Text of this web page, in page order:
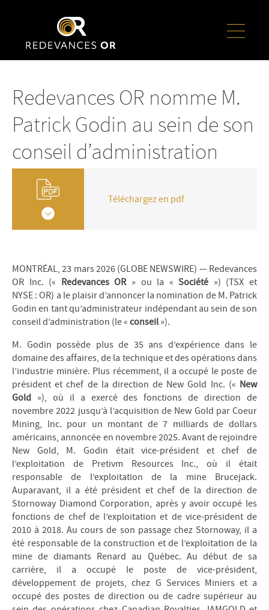
Redevances OR nomme M.
Patrick Godin au sein de son
conseil d’administration
Téléchargez en pdf
MONTRÉAL, 23 mars 2026 (GLOBE NEWSWIRE) — Redevances
OR Inc. (« Redevances OR» ou la «Société ») (TSX et
NYSE : OR) a le plaisir d’annoncer la nomination de M. Patrick
Godin en tant qu’administrateur indépendant au sein de son
conseil d’administration (le « conseil »).
M. Godin possède plus de 35 ans d’expérience dans le
domaine des affaires, de la technique et des opérations dans
l’industrie minière. Plus récemment, il a occupé le poste de
président et chef de la direction de New Gold Inc. (« New
Gold »), où il a exercé des fonctions de direction de
novembre 2022 jusqu’à l’acquisition de New Gold par Coeur
Mining, Inc. pour un montant de 7 milliards de dollars
américains, annoncée en novembre 2025. Avant de rejoindre
New Gold, M. Godin était vice-président et chef de
l’exploitation de Pretivm Resources Inc., où il était
responsable de l’exploitation de la mine Brucejack.
Auparavant, il a été président et chef de la direction de
Stornoway Diamond Corporation, après y avoir occupé les
fonctions de chef de l’exploitation et de vice-président de
2010 à 2018. Au cours de son passage chez Stornoway, il a
été responsable de la construction et de l’exploitation de la
mine de diamants Renard au Québec. Au début de sa
carrière, il a occupé le poste de vice-président,
développement de projets, chez G Services Miniers et a
occupé des postes de direction ou de cadre supérieur au